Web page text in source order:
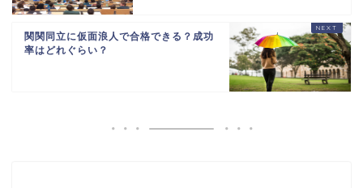
関関同立に仮面浪人で合格できる？成功
率はどれぐらい？